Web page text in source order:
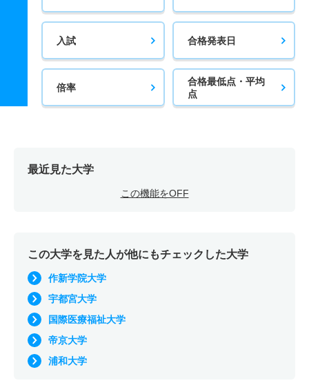
入試 合格発表日
倍率
合格最低点・平均
点
最近見た大学
この機能をOFF
この大学を見た人が他にもチェックした大学
作新学院大学
宇都宮大学
国際医療福祉大学
帝京大学
浦和大学